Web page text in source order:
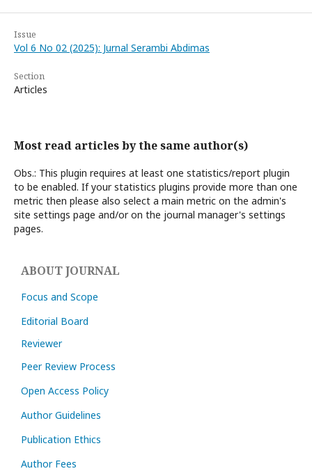
Issue
Vol 6 No 02 (2025): Jurnal Serambi Abdimas
Section
Articles
Most read articles by the same author(s)
Obs.: This plugin requires at least one statistics/report plugin
to be enabled. If your statistics plugins provide more than one
metric then please also select a main metric on the admin's
site settings page and/or on the journal manager's settings
pages.
ABOUT JOURNAL
Focus and Scope
Editorial Board
Reviewer
Peer Review Process
Open Access Policy
Author Guidelines
Publication Ethics
Author Fees